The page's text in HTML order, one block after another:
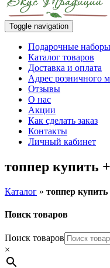
Toggle navigation
Подарочные наборы
Каталог товаров
Доставка и оплата
Адрес розничного
Отзывы
О нас
Акции
Как сделать заказ
Контакты
Личный кабинет
топпер купить
Каталог » топпер
Поиск товаров
Поиск товаров
×